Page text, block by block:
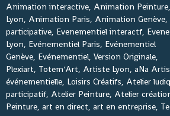
Animation interactive, Animation
Lyon, Animation Paris, Animation
participative, Evenementiel interactf,
Lyon, Evénementiel Paris, Evénementiel
Genève, Evénementiel, Version Originale,
Plexiart, Totem'Art, Artiste Lyon, aNa
événementielle, Loisirs Créatifs, Atelier
participatif, Atelier Peinture, Atelier
Peinture, art en direct, art en entreprise,